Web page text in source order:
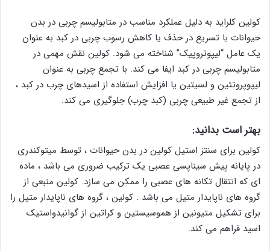
کولین کلراید به دلیل عملکرد مناسب در متابولیسم چربی در بدن
حیوانات با تسریع در حذف یا کاهش رسوب چربی در کبد به عنوان
یک عامل “لیپوتروپیک” شناخته می شود. کولین نقش مهمی در
متابولیسم چربی در کبد ایفا می کند. با تجمع چربی به عنوان
لیپوپروتئین و لسیتین یا افزایش استفاده از اسیدهای چرب در کبد ،
از تجمع غیر طبیعی چربی (کبد چرب) جلوگیری می کند.
بهتر است بدانید:
کولین برای سنتز استیل کولین در بدن حیوانات ، توسط میتوکندری
در پایانه پیش سیناپسی عصبی یک ترکیب ضروری می باشد ، ماده
ای که انتقال تکانه های عصبی را ممکن می سازد. کولین منبعی از
گروه های ناپایدار متیل می باشد . کولین ، گروه های ناپایدار متیل را
برای تشکیل متیونین از هموسیستین و کراتین از گوانیدواستیک
اسید فراهم می کند.